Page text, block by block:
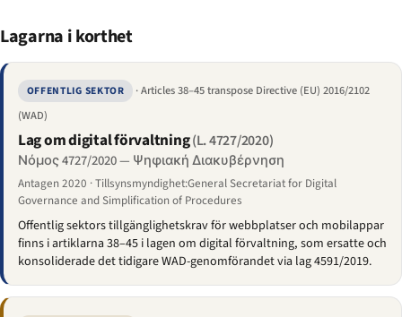
Lagarna i korthet
OFFENTLIG SEKTOR
· Articles 38–45 transpose Directive (EU) 2016/2102
(WAD)
Lag om digital förvaltning(L. 4727/2020)
Νόμος 4727/2020 — Ψηφιακή Διακυβέρνηση
Antagen 2020 · Tillsynsmyndighet:General Secretariat for Digital
Governance and Simplification of Procedures
Offentlig sektors tillgänglighetskrav för webbplatser och mobilappar
finns i artiklarna 38–45 i lagen om digital förvaltning, som ersatte och
konsoliderade det tidigare WAD-genomförandet via lag 4591/2019.